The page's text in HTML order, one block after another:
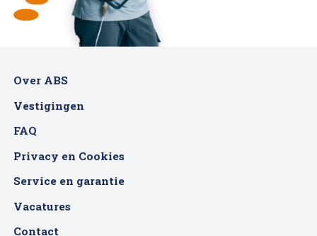
Over ABS
Vestigingen
FAQ
Privacy en Cookies
Service en garantie
Vacatures
Contact